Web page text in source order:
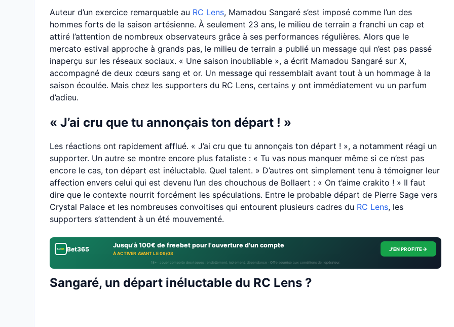
Auteur d’un exercice remarquable au RC Lens, Mamadou Sangaré s’est imposé comme l’un des
hommes forts de la saison artésienne. À seulement 23 ans, le milieu de terrain a franchi un cap et
attiré l’attention de nombreux observateurs grâce à ses performances régulières. Alors que le
mercato estival approche à grands pas, le milieu de terrain a publié un message qui n’est pas passé
inaperçu sur les réseaux sociaux. « Une saison inoubliable », a écrit Mamadou Sangaré sur X,
accompagné de deux cœurs sang et or. Un message qui ressemblait avant tout à un hommage à la
saison écoulée. Mais chez les supporters du RC Lens, certains y ont immédiatement vu un parfum
d’adieu.
« J’ai cru que tu annonçais ton départ ! »
Les réactions ont rapidement afflué. « J’ai cru que tu annonçais ton départ ! », a notamment réagi un
supporter. Un autre se montre encore plus fataliste : « Tu vas nous manquer même si ce n’est pas
encore le cas, ton départ est inéluctable. Quel talent. » D’autres ont simplement tenu à témoigner leur
affection envers celui qui est devenu l’un des chouchous de Bollaert : « On t’aime crakito ! » Il faut
dire que le contexte nourrit forcément les spéculations. Entre le probable départ de Pierre Sage vers
Crystal Palace et les nombreuses convoitises qui entourent plusieurs cadres du RC Lens, les
supporters s’attendent à un été mouvementé.
Bet365 Jusqu'à 100€ de freebet pour l'ouverture d'un compte
À ACTIVER AVANT LE 09/08
J'EN PROFITE→
18+ · Jouer comporte des risques : endettement, isolement, dépendance · Offre soumise aux conditions de l’opérateur.
Sangaré, un départ inéluctable du RC Lens ?